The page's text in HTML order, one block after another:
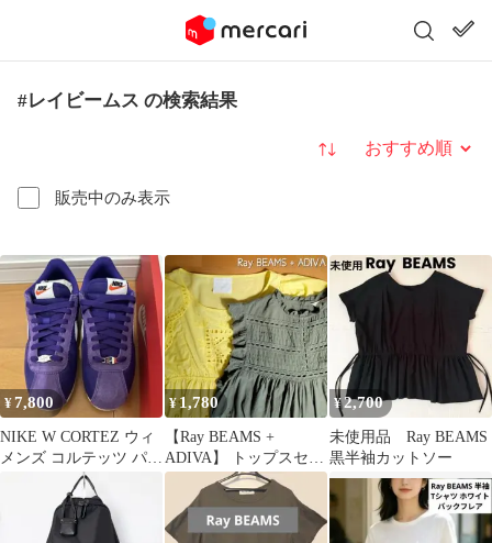
#レイビームス の検索結果
販売中のみ表示
並び替え
¥7,800
NIKE W CORTEZ ウィ
メンズ コルテッツ パー
プル 25.5cm
¥1,780
【Ray BEAMS +
ADIVA】 トップスセッ
ト
¥2,700
未使用品 Ray BEAMS
黒半袖カットソー